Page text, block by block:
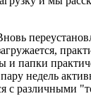
и папки
недель
с различными